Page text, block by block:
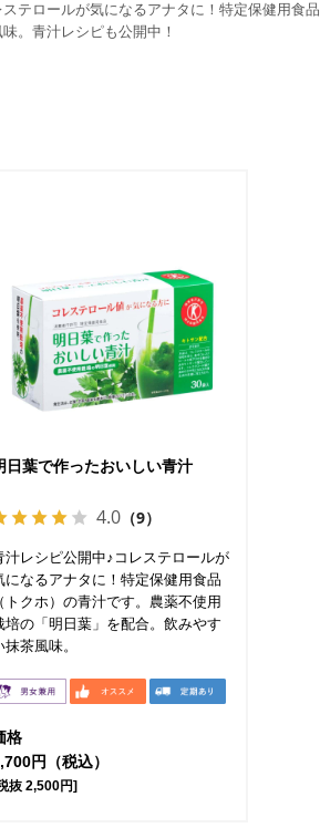
ステロールが気になるアナタに！特定保健用食
。青汁レシピも公開中！
日葉で作ったおいしい青汁
4.0 （9）
汁レシピ公開中♪コレステロールが
になるアナタに！特定保健用食品
トクホ）の青汁です。農薬不使用
培の「明日葉」を配合。飲みやす
抹茶風味。
格
円（税込）
抜 2,500円]